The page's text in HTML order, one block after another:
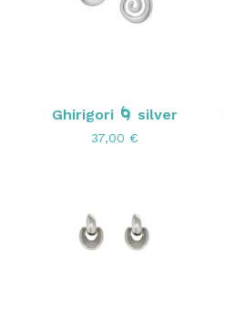
Ghirigori 🌀 silver
37,00 €